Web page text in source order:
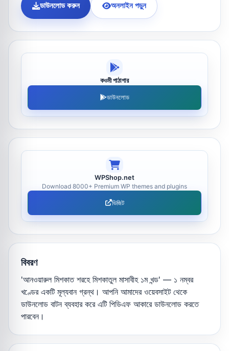
ডাউনলোড করুন অনলাইন পড়ুন
কওমী পাঠাগার
ডাউনলোড
WPShop.net
Download 8000+ Premium WP themes and plugins
ভিজিট
বিবরণ
'আনওয়ারুল মিশকাত শরহে মিশকাতুল মাসাবীহ ১ম খন্ড' — ১ নম্বর
খণ্ডের একটি মূল্যবান গ্রন্থ। আপনি আমাদের ওয়েবসাইট থেকে
ডাউনলোড বাটন ব্যবহার করে এটি পিডিএফ আকারে ডাউনলোড করতে
পারবেন।